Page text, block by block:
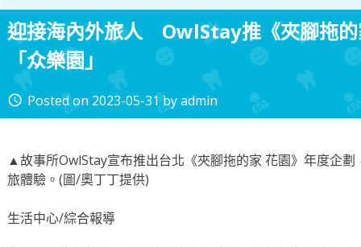
迎接海內外旅人 OwlStay推《夾腳拖的
「众樂園」
access_time Posted on 2023-05-31byadmin
▲故事所OwlStay宣布推出台北《夾腳拖的家 花園》年度企
旅體驗。(圖/奧丁丁提供)
生活中心/綜合報導